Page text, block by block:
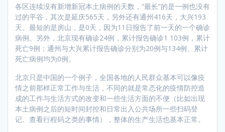
各区连续没有新增新冠本土病例的天数，“最长”的是一例也没有
过的平谷，其次是延庆565天，另外还有通州416天，大兴193
天。最短的是房山，是0天，因为11日报告了前一天的一个确诊
病例。另外，北京现有确诊24例，累计报告确诊1 103例，累计
死亡9例；通州与大兴累计报告确诊分别为20例与134例、累计
死亡病例均为0例。
北京只是中国的一个例子，全国各地的人民群众基本可以像疫
情之前那样正常工作与生活，不同的就是常态化的疫情防控造
成的工作与生活方式的改变和一些生活方面的不便（比如出现
本土病例之后的短时间封控和日常出入公共场所一些扫码登
记、查看行程码之类的事情），整体的生产生活也基本正常。